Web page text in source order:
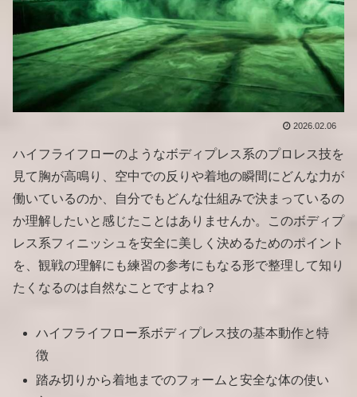
2026.02.06
ハイフライフローのようなボディプレス系のプロレス技を
見て胸が高鳴り、空中での反りや着地の瞬間にどんな力が
働いているのか、自分でもどんな仕組みで決まっているの
か理解したいと感じたことはありませんか。このボディプ
レス系フィニッシュを安全に美しく決めるためのポイント
を、観戦の理解にも練習の参考にもなる形で整理して知り
たくなるのは自然なことですよね？
ハイフライフロー系ボディプレス技の基本動作と特
徴
踏み切りから着地までのフォームと安全な体の使い